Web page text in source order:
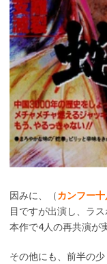
因みに、（カンフー
目ですが出演し、ラ
本作で4人の再共演が
その他にも、前半の